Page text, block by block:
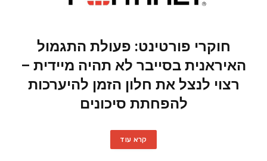
חוקרי פורטינט: פעולת התגמול
האיראנית בסייבר לא תהיה מיידית –
רצוי לנצל את חלון הזמן להיערכות
להפחתת סיכונים
קרא עוד